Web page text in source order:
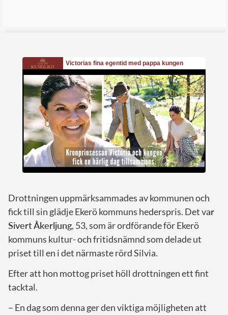
Drottningen uppmärksammades av kommunen och
fick till sin glädje Ekerö kommuns hederspris. Det var
Sivert Åkerljung, 53, som är ordförande för Ekerö
kommuns kultur- och fritidsnämnd som delade ut
priset till en i det närmaste rörd Silvia.
Efter att hon mottog priset höll drottningen ett fint
tacktal.
– En dag som denna ger den viktiga möjligheten att